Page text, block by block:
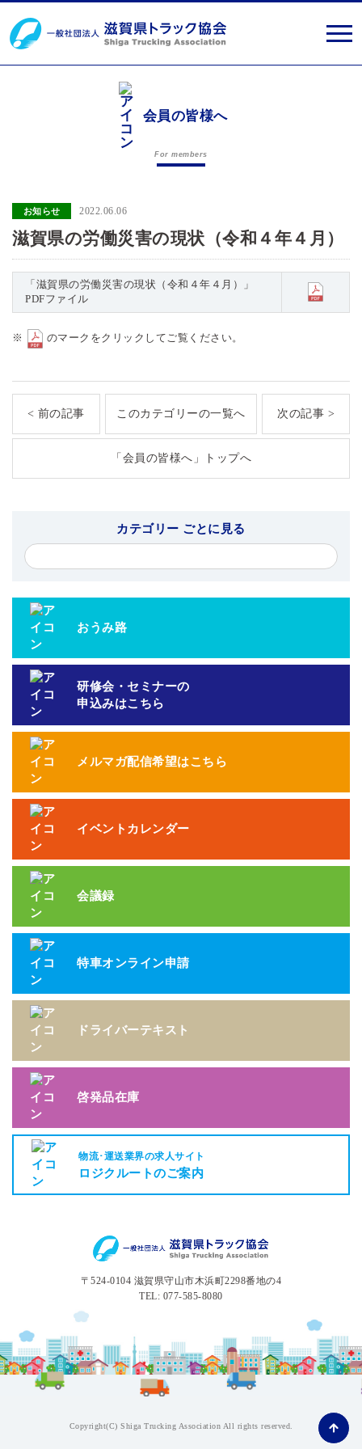
会員の皆様へ
For members
お知らせ 2022.06.06
滋賀県の労働災害の現状（令和４年４月）
「滋賀県の労働災害の現状（令和４年４月）」
PDFファイル
※ のマークをクリックしてご覧ください。
< 前の記事 このカテゴリーの一覧へ 次の記事 >
「会員の皆様へ」トップへ
カテゴリー ごとに見る
おうみ路
研修会・セミナーの
申込みはこちら
メルマガ配信希望はこちら
イベントカレンダー
会議録
特車オンライン申請
ドライバーテキスト
啓発品在庫
物流･運送業界の求人サイト
ロジクルートのご案内
〒524-0104 滋賀県守山市木浜町2298番地の4
TEL: 077-585-8080
Copyright(C) Shiga Trucking Association All rights reserved.